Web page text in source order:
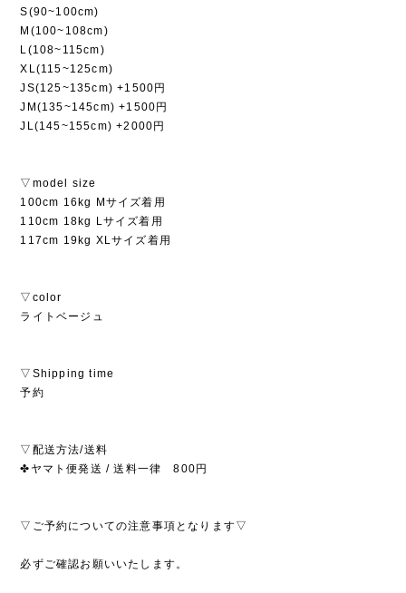
S(90~100cm)
M(100~108cm)
L(108~115cm)
XL(115~125cm)
JS(125~135cm) +1500円
JM(135~145cm) +1500円
JL(145~155cm) +2000円
▽model size
100cm 16kg Mサイズ着用
110cm 18kg Lサイズ着用
117cm 19kg XLサイズ着用
▽color
ライトベージュ
▽Shipping time
予約
▽配送方法/送料
✤ヤマト便発送 / 送料一律 800円
▽ご予約についての注意事項となります▽
必ずご確認お願いいたします。